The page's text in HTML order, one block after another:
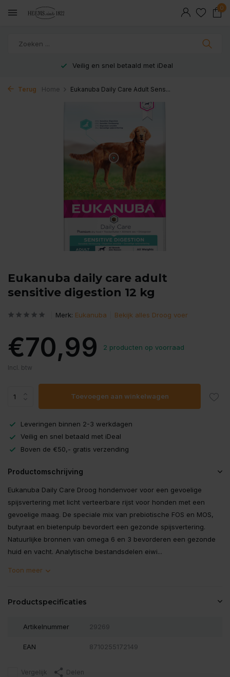
0
Veilig en snel betaald met iDeal
Terug Home Eukanuba Daily Care Adult Sens...
Eukanuba daily care adult
sensitive digestion 12 kg
Merk: Eukanuba Bekijk alles Droog voer
€70,99 2 producten op voorraad
Incl. btw
Toevoegen aan winkelwagen
Leveringen binnen 2-3 werkdagen
Veilig en snel betaald met iDeal
Boven de €50,- gratis verzending
Productomschrijving
Eukanuba Daily Care Droog hondenvoer voor een gevoelige
spijsvertering met licht verteerbare rijst voor honden met een
gevoelige maag. De speciale mix van prebiotische FOS en MOS,
butyraat en bietenpulp bevordert een gezonde spijsvertering.
Natuurlijke bronnen van omega 6 en 3 bevorderen een gezonde
huid en vacht. Analytische bestandsdelen eiwi...
Toon meer
Productspecificaties
Artikelnummer 29269
EAN 8710255172149
Vergelijk Delen